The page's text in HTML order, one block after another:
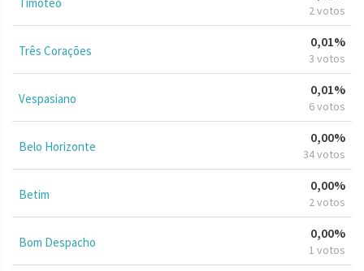
2 votos
Três Corações
0,01%
3 votos
Vespasiano
0,01%
6 votos
Belo Horizonte
0,00%
34 votos
Betim
0,00%
2 votos
Bom Despacho
0,00%
1 votos